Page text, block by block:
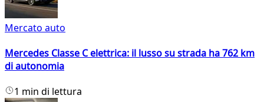
Mercato auto
Mercedes Classe C elettrica: il lusso su strada ha 762 km
di autonomia
1 min di lettura